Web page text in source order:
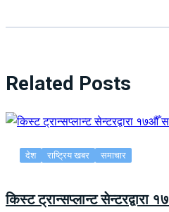
Related Posts
देश राष्ट्रिय खबर समाचार
किस्ट ट्रान्सप्लान्ट